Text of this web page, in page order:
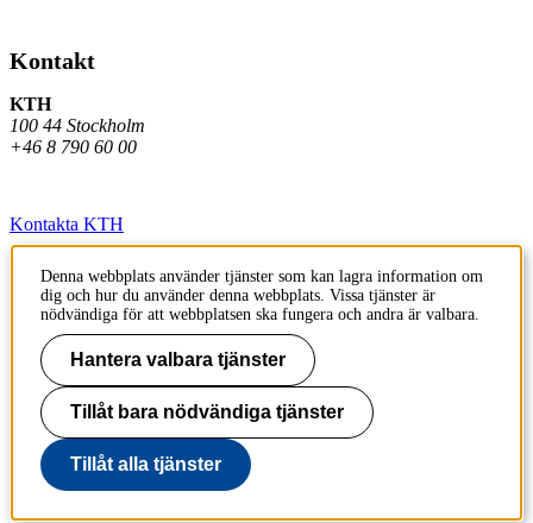
Kontakt
KTH
100 44 Stockholm
+46 8 790 60 00
Kontakta KTH
Jobba på KTH
Press och media
Faktura och betalning KTH
Om KTH:s webbplatser
Tillgänglighetsredogörelse
Denna webbplats använder tjänster som kan lagra information om
dig och hur du använder denna webbplats. Vissa tjänster är
nödvändiga för att webbplatsen ska fungera och andra är valbara.
Hantera valbara tjänster
Tillåt bara nödvändiga tjänster
Tillåt alla tjänster